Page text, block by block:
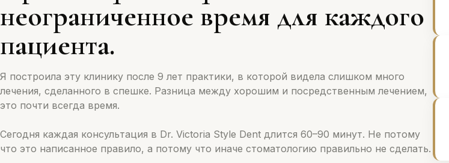
неограниченное время для каждого
пациента.
Я построила эту клинику после 9 лет практики, в которой видела слишком много
лечения, сделанного в спешке. Разница между хорошим и посредственным лечением,
это почти всегда время.
Сегодня каждая консультация в Dr. Victoria Style Dent длится 60–90 минут. Не потому
что это написанное правило, а потому что иначе стоматологию правильно не сделать.